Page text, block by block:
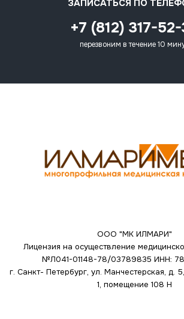
ЗАПИСАТЬСЯ ПО
+7 (812) 317-
перезвоним в течение 10
ООО "МК ИЛМАРИ"
Лицензия на осуществление
№Л041-01148-78/03789835 ИНН:
г. Санкт- Петербург, ул. Манчестерская, д.
1, помещение 108 Н